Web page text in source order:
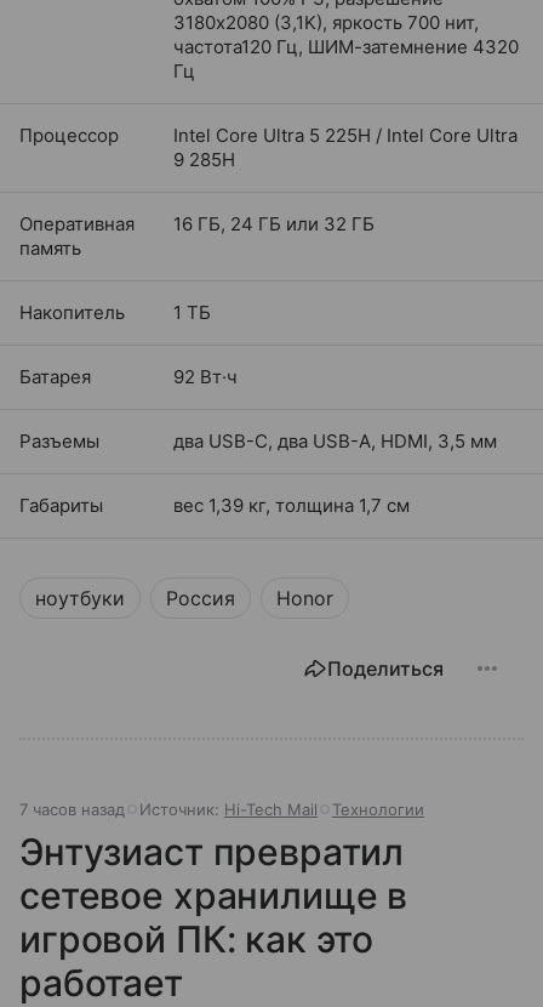
3180x2080 (3,1K), яркость 700 нит,
частота120 Гц, ШИМ-затемнение 4320
Гц
Процессор
Intel Core Ultra 5 225H / Intel Core Ultra
9 285H
Оперативная
память
16 ГБ, 24 ГБ или 32 ГБ
Накопитель 1 ТБ
Батарея 92 Вт·ч
Разъемы два USB-C, два USB-A, HDMI, 3,5 мм
Габариты вес 1,39 кг, толщина 1,7 см
ноутбуки Россия Honor
Поделиться
7 часов назад Источник: Hi-Tech Mail Технологии
Энтузиаст превратил
сетевое хранилище в
игровой ПК: как это
работает